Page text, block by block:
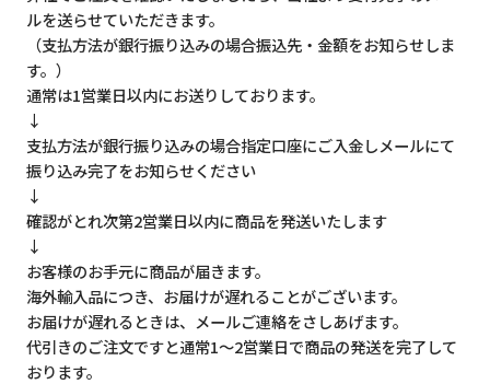
ルを送らせていただきます。
（支払方法が銀行振り込みの場合振込先・金額をお知らせしま
す。）
通常は1営業日以内にお送りしております。
↓
支払方法が銀行振り込みの場合指定口座にご入金しメールにて
振り込み完了をお知らせください
↓
確認がとれ次第2営業日以内に商品を発送いたします
↓
お客様のお手元に商品が届きます。
海外輸入品につき、お届けが遅れることがございます。
お届けが遅れるときは、メールご連絡をさしあげます。
代引きのご注文ですと通常1～2営業日で商品の発送を完了して
おります。